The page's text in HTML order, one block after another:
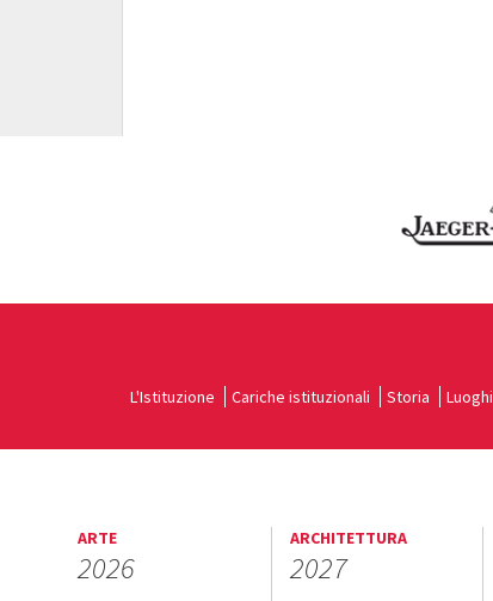
L'Istituzione Cariche istituzionali Storia Luoghi
ARTE
2026
ARCHITETTURA
2027